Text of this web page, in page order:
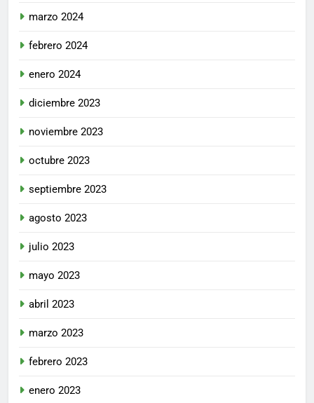
marzo 2024
febrero 2024
enero 2024
diciembre 2023
noviembre 2023
octubre 2023
septiembre 2023
agosto 2023
julio 2023
mayo 2023
abril 2023
marzo 2023
febrero 2023
enero 2023